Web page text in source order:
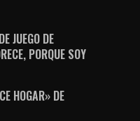
JUEGO DE
PORQUE SOY
HOGAR» DE